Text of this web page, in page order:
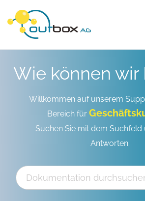
Wie können wir
Willkommen auf unserem
Bereich für
Suchen Sie mit dem Suchfeld
Antworten.